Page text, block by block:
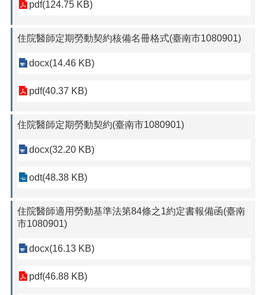
pdf(124.75 KB)
住院醫師定期勞動契約核備名冊格式(臺南市1080901)
docx(14.46 KB)
pdf(40.37 KB)
住院醫師定期勞動契約(臺南市1080901)
docx(32.20 KB)
odt(48.38 KB)
住院醫師適用勞動基準法第84條之1約定書報備函(臺南
市1080901)
docx(16.13 KB)
pdf(46.88 KB)